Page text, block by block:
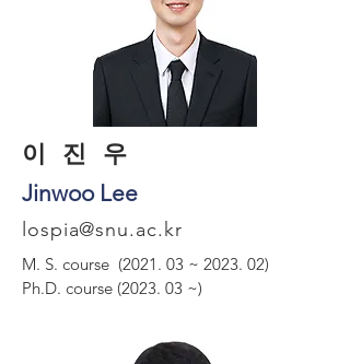
​이 진 우
Jinwoo Lee
lospia@snu.ac.kr
M. S. course (2021. 03 ~ 2023. 02)
Ph.D. course (2023. 03 ~)